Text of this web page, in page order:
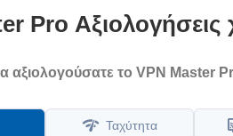
Pro
αξιολογούσατε τo VPN Master
Ταχύτητα